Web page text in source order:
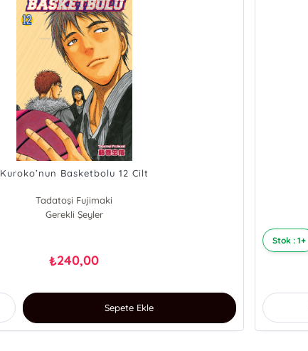
Kuroko’nun Basketbolu 12 Cilt
Tadatoşi Fujimaki
Gerekli Şeyler
₺240,00
Sepete Ekle
Stok : 1+